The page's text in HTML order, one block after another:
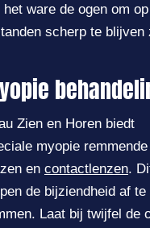
het ware de ogen om
scherp te blijven
Zien en Horen biedt
myopie remmende
en contactlenzen.
de bijziendheid af te
Laat bij twijfel de